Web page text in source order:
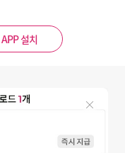
APP 설치